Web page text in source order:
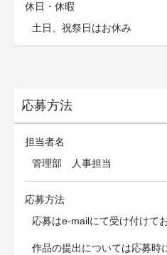
休日・休暇
土日、祝祭日はお休み
応募方法
担当者名
管理部 人事担当
応募方法
応募はe-mailにて受け付けて
作品の提出については応募時